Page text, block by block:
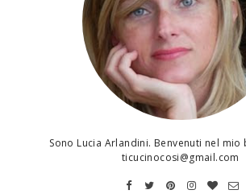
Sono Lucia Arlandini. Benvenuti nel mio
ticucinocosi@gmail.com